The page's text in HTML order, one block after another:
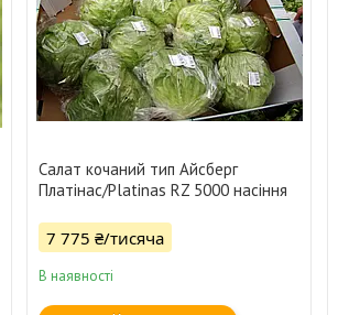
Салат кочаний тип Айсберг
Платінас/Platinas RZ 5000 насіння
7 775 ₴/тисяча
В наявності